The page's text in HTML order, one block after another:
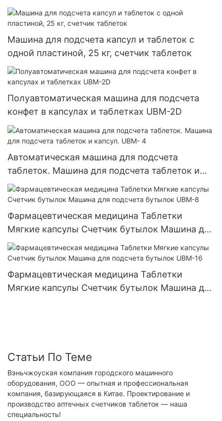
Машина для подсчета капсул и таблеток с
одной пластиной, 25 кг, счетчик таблеток
Полуавтоматическая машина для подсчета
конфет в капсулах и таблетках UBM-2D
Автоматическая машина для подсчета
таблеток. Машина для подсчета таблеток и
капсул. UBM- 4
Фармацевтическая медицина Таблетки
Мягкие капсулы Счетчик бутылок Машина для
подсчета бутылок UBM-8
Фармацевтическая медицина Таблетки
Мягкие капсулы Счетчик бутылок Машина для
Статьи По Теме
Вэньчжоуская компания городского машинного
оборудования, ООО — опытная и профессиональная
компания, базирующаяся в Китае. Проектирование и
производство аптечных счетчиков таблеток — наша
специальность!